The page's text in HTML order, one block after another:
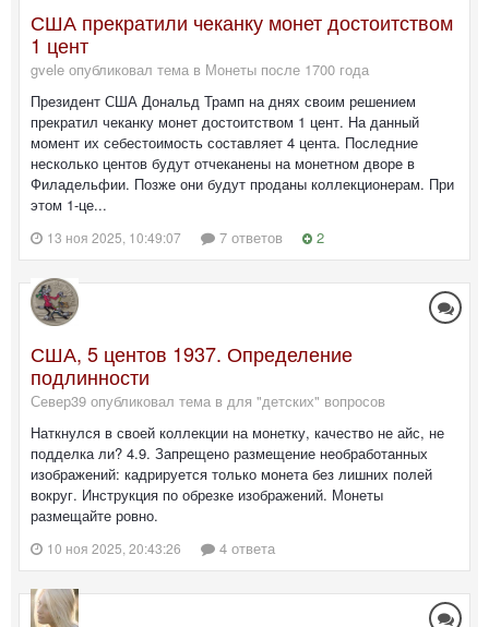
США прекратили чеканку монет достоитством
1 цент
gvele опубликовал тема в Монеты после 1700 года
Президент США Дональд Трамп на днях своим решением
прекратил чеканку монет достоитством 1 цент. На данный
момент их себестоимость составляет 4 цента. Последние
несколько центов будут отчеканены на монетном дворе в
Филадельфии. Позже они будут проданы коллекционерам. При
этом 1-це...
13 ноя 2025, 10:49:07 7 ответов 2
США, 5 центов 1937. Определение
подлинности
Север39 опубликовал тема в для "детских" вопросов
Наткнулся в своей коллекции на монетку, качество не айс, не
подделка ли? 4.9. Запрещено размещение необработанных
изображений: кадрируется только монета без лишних полей
вокруг. Инструкция по обрезке изображений. Монеты
размещайте ровно.
10 ноя 2025, 20:43:26 4 ответа